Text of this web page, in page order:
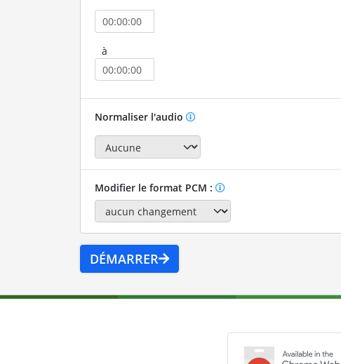
à
Normaliser l'audio
Modifier le format PCM :
DÉMARRER